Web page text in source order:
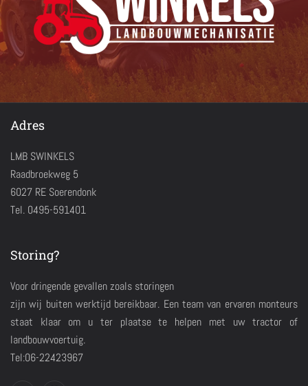
Adres
LMB SWINKELS
Raadbroekweg 5
6027 RE Soerendonk
Tel. 0495-591401
Storing?
Voor dringende gevallen zoals storingen
zijn wij buiten werktijd bereikbaar. Een team van ervaren monteurs
staat klaar om u ter plaatse te helpen met uw tractor of
landbouwvoertuig.
Tel:06-22423967